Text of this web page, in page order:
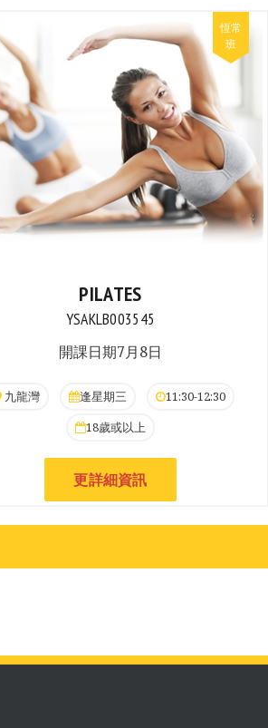
PILATES
YSAKLB003545
開課日期7月8日
九龍灣 逢星期三
11:30-12:30
18歲或以上
更詳細資訊